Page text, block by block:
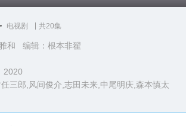
电视剧 共20集
和 编辑：根本非翟
2020
三郎,风间俊介,志田未来,中尾明庆,森本慎太